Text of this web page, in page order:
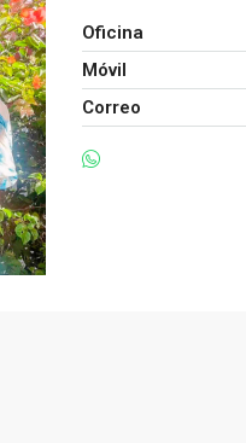
Oficina
Móvil
Correo